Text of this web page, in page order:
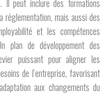
Il peut inclure des formations
mais aussi des
et les compétences
plan de développement des
puissant pour aligner les
de l’entreprise, favorisant
aux changements du